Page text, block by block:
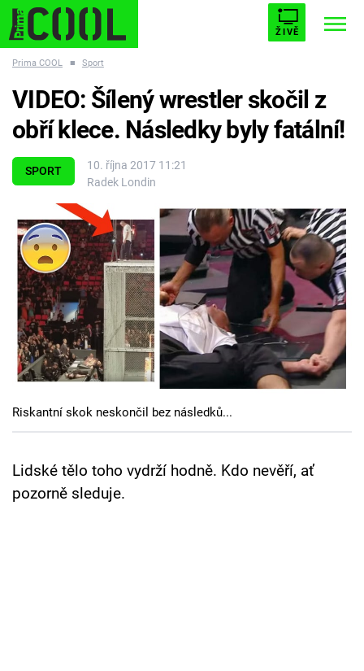
ŽIVĚ
ESCAPE PLNEJ KOTEL AVENGERS 5
Témata
Filmy
Seriály
Hry
Cool Esport
Pořady
TV Program
Sledujte prima+
Prima COOL ■ Sport
SPORT
10. října 2017 11:21
Radek Londin
VIDEO: Šílený wrestler skočil z
obří klece. Následky byly fatální!
Riskantní skok neskončil bez následků...
Lidské tělo toho vydrží hodně. Kdo nevěří, ať
pozorně sleduje.